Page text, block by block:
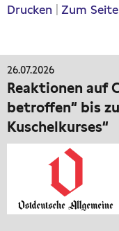
Drucken Zum
26.07.2026
Reaktionen auf
betroffen“ bis
Kuschelkurses“